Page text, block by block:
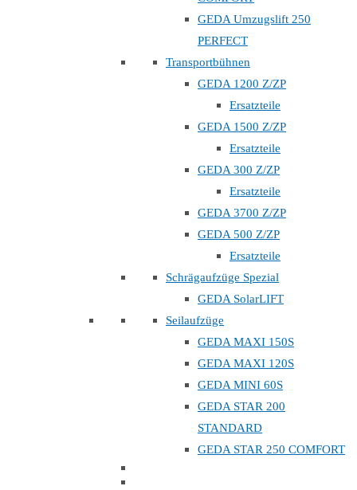
GEDA Umzugslift 250
PERFECT
Transportbühnen
GEDA 1200 Z/ZP
Ersatzteile
GEDA 1500 Z/ZP
Ersatzteile
GEDA 300 Z/ZP
Ersatzteile
GEDA 3700 Z/ZP
GEDA 500 Z/ZP
Ersatzteile
Schrägaufzüge Spezial
GEDA SolarLIFT
Seilaufzüge
GEDA MAXI 150S
GEDA MAXI 120S
GEDA MINI 60S
GEDA STAR 200
STANDARD
GEDA STAR 250 COMFORT